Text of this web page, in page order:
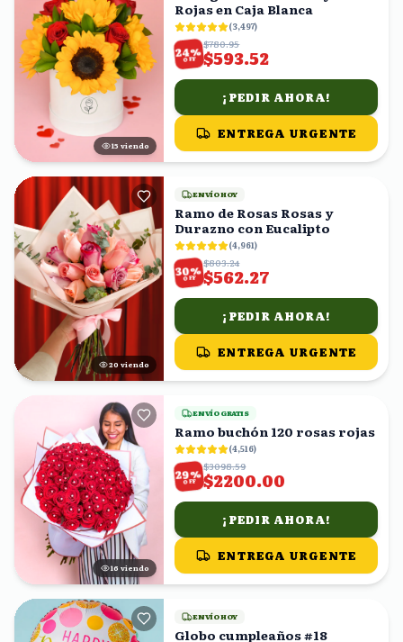
16 viendo
Rojas en Caja Blanca
(3,497)
24%
OFF
$780.95
$593.52
¡PEDIR AHORA!
ENTREGA URGENTE
21 viendo
ENVÍO HOY
Ramo de Rosas Rosas y
Durazno con Eucalipto
(4,961)
30%
OFF
$803.24
$562.27
¡PEDIR AHORA!
ENTREGA URGENTE
15 viendo
ENVÍO GRATIS
Ramo buchón 120 rosas rojas
(4,516)
29%
OFF
$3098.59
$2200.00
¡PEDIR AHORA!
ENTREGA URGENTE
ENVÍO HOY
Globo cumpleaños #18